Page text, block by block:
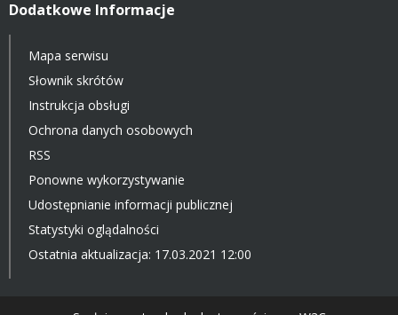
Dodatkowe Informacje
Mapa serwisu
Słownik skrótów
Instrukcja obsługi
Ochrona danych osobowych
RSS
Ponowne wykorzystywanie
Udostępnianie informacji publicznej
Statystyki oglądalności
Ostatnia aktualizacja: 17.03.2021 12:00